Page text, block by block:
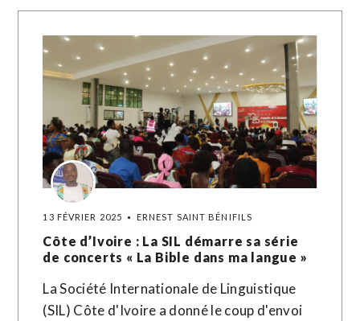
13 FÉVRIER 2025 ERNEST SAINT BÉNIFILS
Côte d’Ivoire : La SIL démarre sa série
de concerts « La Bible dans ma langue »
La Société Internationale de Linguistique
(SIL) Côte d'Ivoire a donné le coup d'envoi